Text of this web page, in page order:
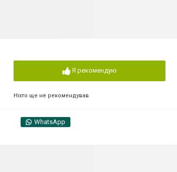
Я рекомендую
Ніхто ще не рекомендував
WhatsApp